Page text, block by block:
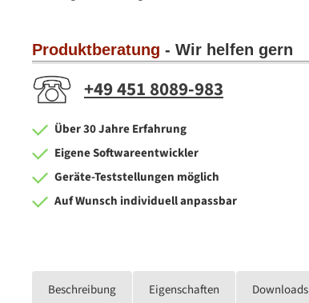
Produktberatung - Wir helfen gern
+49 451 8089-983
Über 30 Jahre Erfahrung
Eigene Softwareentwickler
Geräte-Teststellungen möglich
Auf Wunsch individuell anpassbar
Beschreibung Eigenschaften Downloads